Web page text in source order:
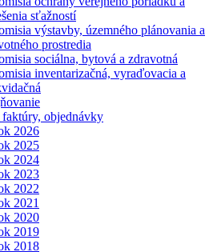
sťažností
výstavby, územného plánovania a
prostredia
sociálna, bytová a zdravotná
inventarizačná, vyraďovacia a
objednávky
2026
2025
2024
2023
2022
2021
2020
2019
2018